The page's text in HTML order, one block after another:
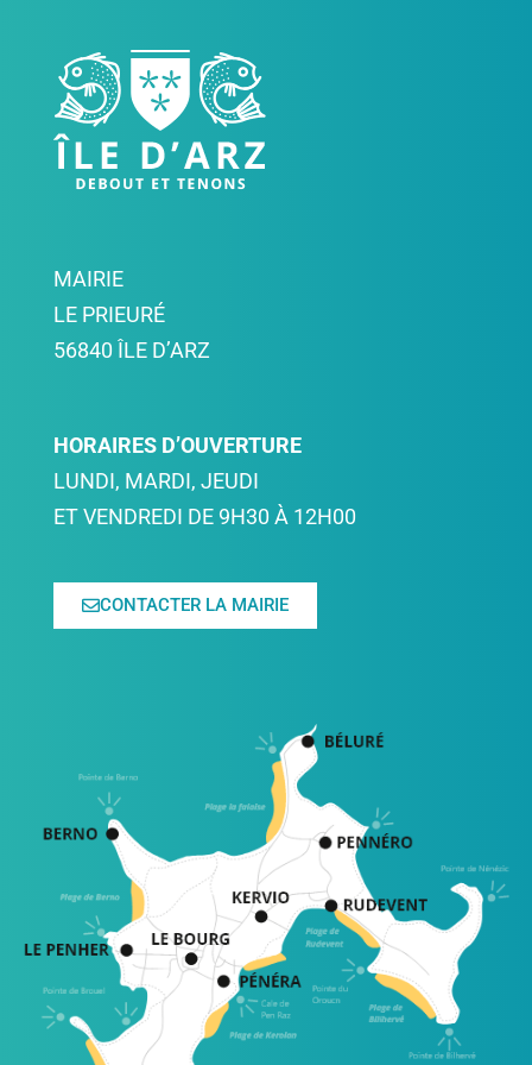
MAIRIE
LE PRIEURÉ
56840 ÎLE D’ARZ
HORAIRES D’OUVERTURE
LUNDI, MARDI, JEUDI
ET VENDREDI DE 9H30 À 12H00
CONTACTER LA MAIRIE